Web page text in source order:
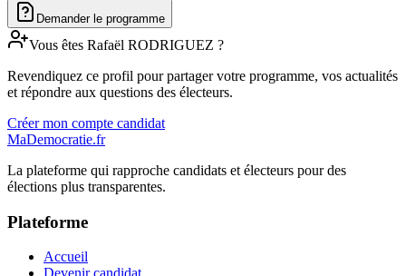
Demander le programme
Vous êtes Rafaël RODRIGUEZ ?
Revendiquez ce profil pour partager votre programme, vos actualités
et répondre aux questions des électeurs.
Créer mon compte candidat
MaDemocratie.fr
La plateforme qui rapproche candidats et électeurs pour des
élections plus transparentes.
Plateforme
Accueil